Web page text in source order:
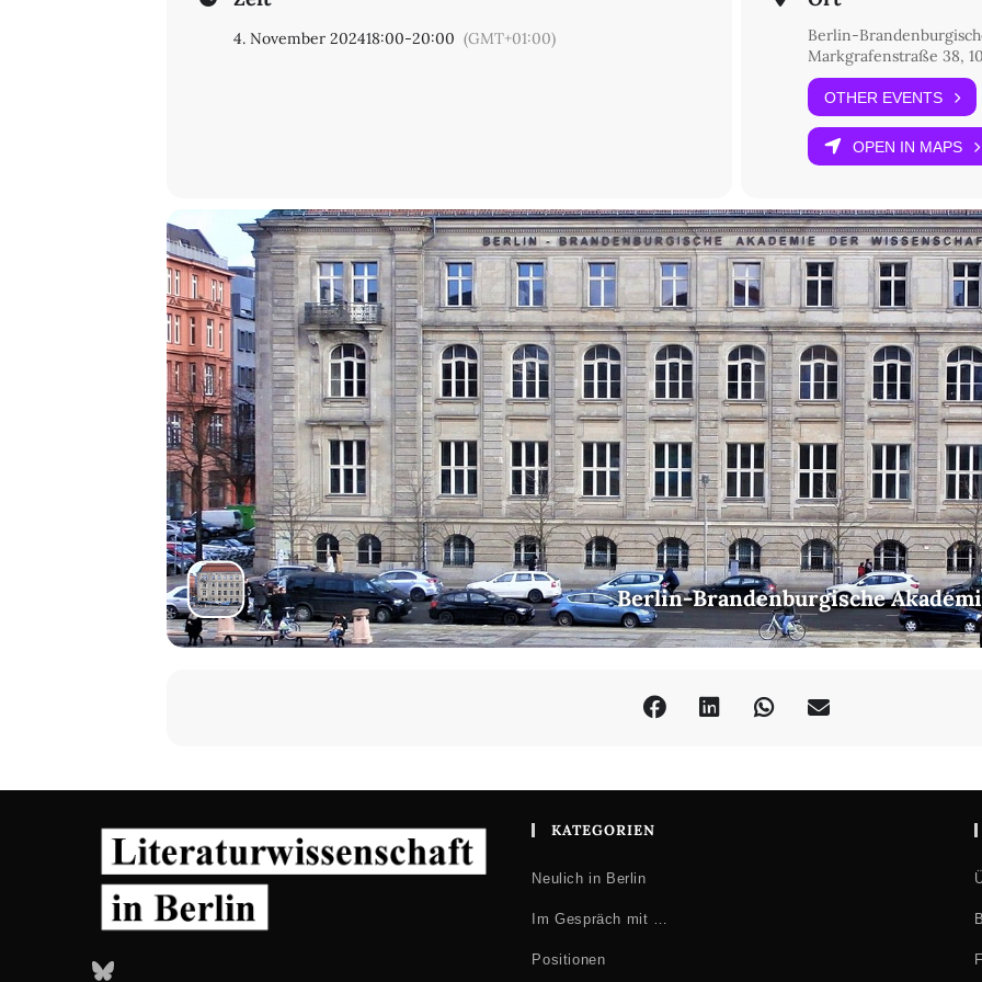
Registration
4. November 202418:00-20:00 (GMT+01:00)
Berlin-
Markgrafenstraße 38,
OTHER EVENTS
OPEN IN MAPS
Berlin-Brandenburgische
Bluesky
KATEGORIEN
Neulich in Berlin
Im Gespräch mit …
Positionen